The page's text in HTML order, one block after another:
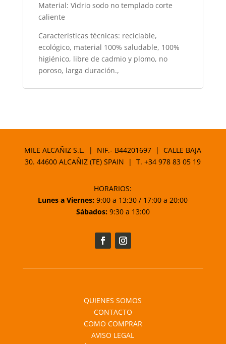
Material: Vidrio sodo no templado corte
caliente
Características técnicas: reciclable,
ecológico, material 100% saludable, 100%
higiénico, libre de cadmio y plomo, no
poroso, larga duración.,
MILE ALCAÑIZ S.L. | NIF.- B44201697 | CALLE BAJA
30. 44600 ALCAÑIZ (TE) SPAIN | T.+34 978 83 05 19
HORARIOS:
Lunes a Viernes: 9:00 a 13:30 / 17:00 a 20:00
Sábados:9:30 a 13:00
QUIENES SOMOS
CONTACTO
COMO COMPRAR
AVISO LEGAL